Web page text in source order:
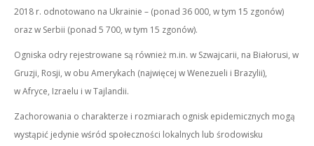
2018 r. odnotowano na Ukrainie – (ponad 36 000, w tym 15 zgonów)
oraz w Serbii (ponad 5 700, w tym 15 zgonów).
Ogniska odry rejestrowane są również m.in. w Szwajcarii, na Białorusi, w
Gruzji, Rosji, w obu Amerykach (najwięcej w Wenezueli i Brazylii),
w Afryce, Izraelu i w Tajlandii.
Zachorowania o charakterze i rozmiarach ognisk epidemicznych mogą
wystąpić jedynie wśród społeczności lokalnych lub środowisku